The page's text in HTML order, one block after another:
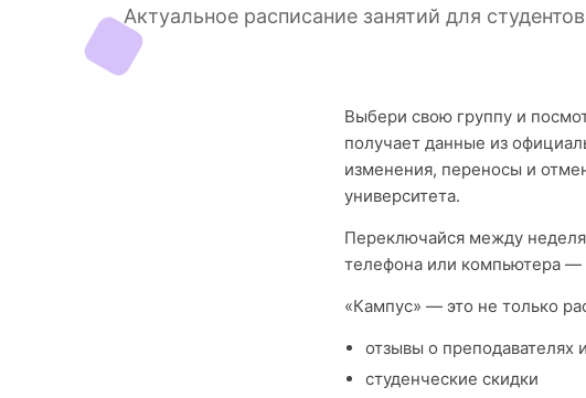
Актуальное расписание занятий для
Выбери свою группу и
получает данные из
изменения, переносы и
университета.
Переключайся между
телефона или компьютера —
«Кампус» — это не только
отзывы о преподавателях
студенческие скидки